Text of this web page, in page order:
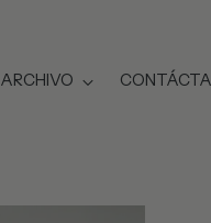
ARCHIVO